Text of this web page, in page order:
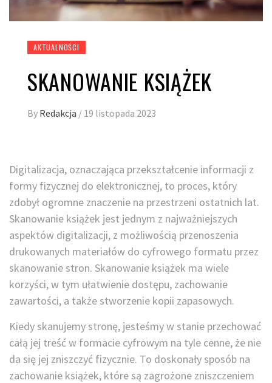
AKTUALNOŚCI
SKANOWANIE KSIĄŻEK
By Redakcja / 19 listopada 2023
Digitalizacja, oznaczająca przekształcenie informacji z
formy fizycznej do elektronicznej, to proces, który
zdobył ogromne znaczenie na przestrzeni ostatnich lat.
Skanowanie książek jest jednym z najważniejszych
aspektów digitalizacji, z możliwością przenoszenia
drukowanych materiałów do cyfrowego formatu przez
skanowanie stron. Skanowanie książek ma wiele
korzyści, w tym ułatwienie dostępu, zachowanie
zawartości, a także stworzenie kopii zapasowych.
Kiedy skanujemy stronę, jesteśmy w stanie przechować
całą jej treść w formacie cyfrowym na tyle cenne, że nie
da się jej zniszczyć fizycznie. To doskonały sposób na
zachowanie książek, które są zagrożone zniszczeniem